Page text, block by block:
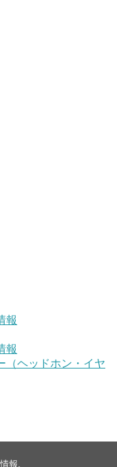
報
報
（ヘッドホン・イヤ
報